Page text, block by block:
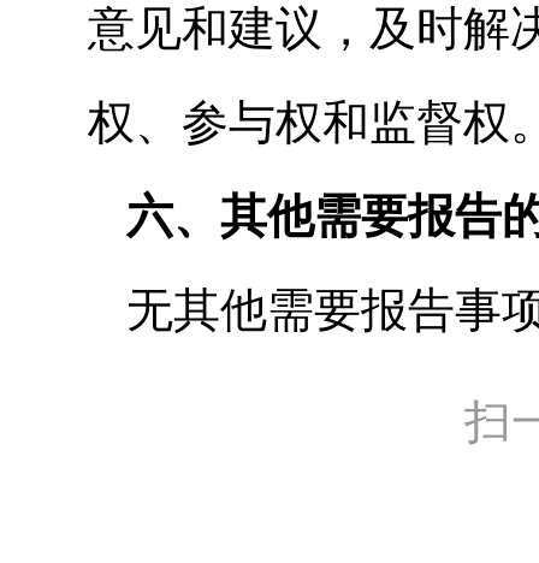
意见和建议，及时解
权、参与权和监督权
六、其他需要报告
无其他需要报告事
扫